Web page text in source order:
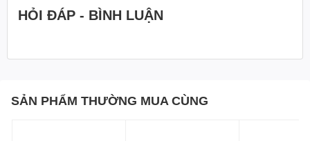
HỎI ĐÁP - BÌNH LUẬN
SẢN PHẨM THƯỜNG MUA CÙNG